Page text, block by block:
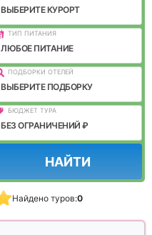
ВЫБЕРИТЕ КУРОРТ
ТИП ПИТАНИЯ
ЛЮБОЕ ПИТАНИЕ
ПОДБОРКИ ОТЕЛЕЙ
ВЫБЕРИТЕ ПОДБОРКУ
БЮДЖЕТ ТУРА
БЕЗ ОГРАНИЧЕНИЙ ₽
НАЙТИ
Найдено туров:0